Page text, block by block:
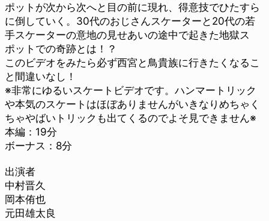
ポットが次から次へと目の前に現れ、得意技でひたすら
に倒していく。30代のおじさんスケーターと20代の若
手スケーターの意地の見せあいの途中で起きた地獄ス
ポットでの奇跡とは！？
このビデオをみたら必ず西宮と鳥貴族に行きたくなるこ
と間違いなし！
※非常にゆるいスケートビデオです。ハンマートリック
や本気のスケートはほぼありませんがいきなりめちゃく
ちゃやばいトリックも出てくるのでよそ見できません※
本編：19分
ボーナス：8分
出演者
中村晋久
岡本侑也
元田雄太良